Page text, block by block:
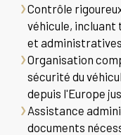
Contrôle
véhicule, incluant
et administratives.
Organisation
sécurité du
depuis l'Europe
Assistance
documents